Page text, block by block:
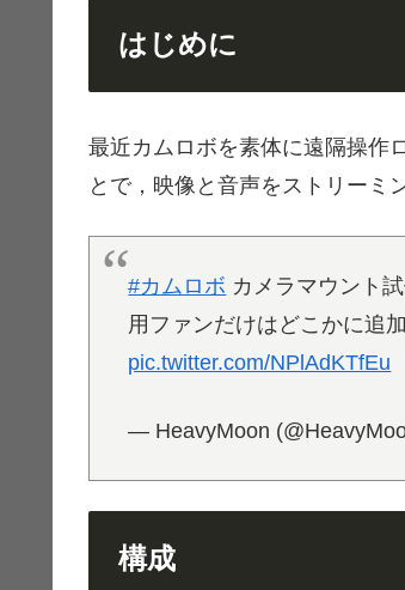
はじめに
最近カムロボを素体に遠隔操作
とで，映像と音声をストリーミ
#カムロボ カメラマウント
用ファンだけはどこかに追
pic.twitter.com/NPlAdKTfEu
— HeavyMoon
構成